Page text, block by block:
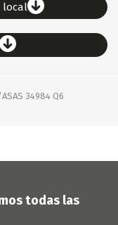
local
ASAS 34984 Q6
todas las